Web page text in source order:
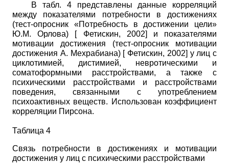
В табл. 4 представлены данные корреляций
между показателями потребности в достижениях
(тест-опросник «Потребность в достижении цели»
Ю.М. Орлова) [Фетискин, 2002] и показателями
мотивации достижения (тест-опросник мотивации
достижения А. Мехрабиана) [Фетискин, 2002] у лиц с
циклотимией, дистимией, невротическими и
соматоформными расстройствами, а также с
психическими расстройствами и расстройствами
поведения, связанными с употреблением
психоактивных веществ. Использован коэффициент
корреляции Пирсона.
Таблица 4
Связь потребности в достижениях и мотивации
достижения у лиц с психическими расстройствами